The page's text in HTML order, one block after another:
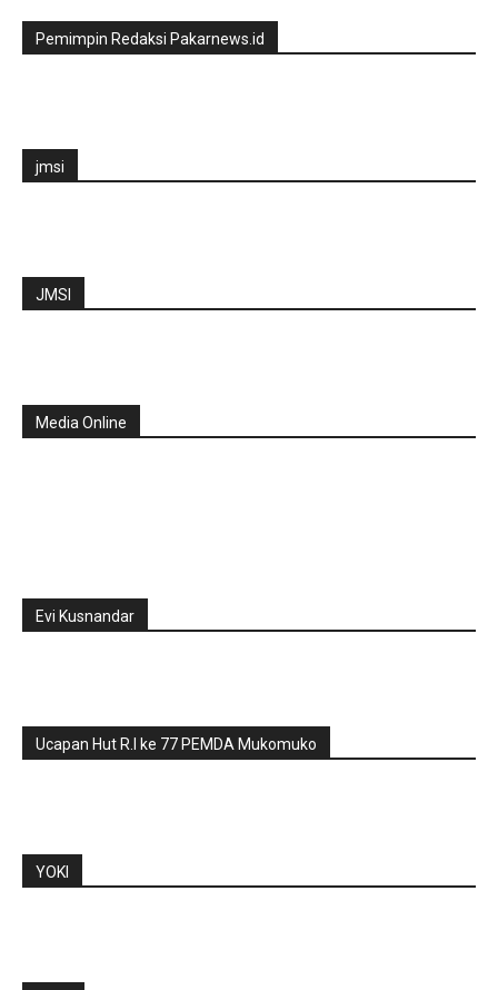
Pemimpin Redaksi Pakarnews.id
jmsi
JMSI
Media Online
Evi Kusnandar
Ucapan Hut R.I ke 77 PEMDA Mukomuko
YOKI